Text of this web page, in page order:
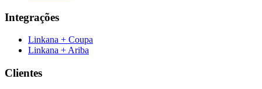
Integrações
Linkana + Coupa
Linkana + Ariba
Clientes